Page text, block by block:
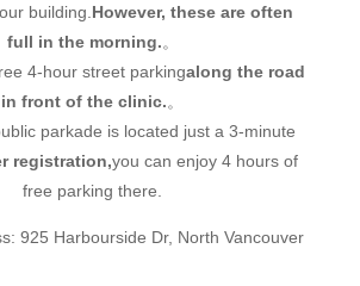
building. However, these are often
full in the morning.。
4-hour street parkingalong the road
in front of the clinic.。
parkade is located just a 3-minute
registration,you can enjoy 4 hours of
free parking there.
925 Harbourside Dr, North Vancouver